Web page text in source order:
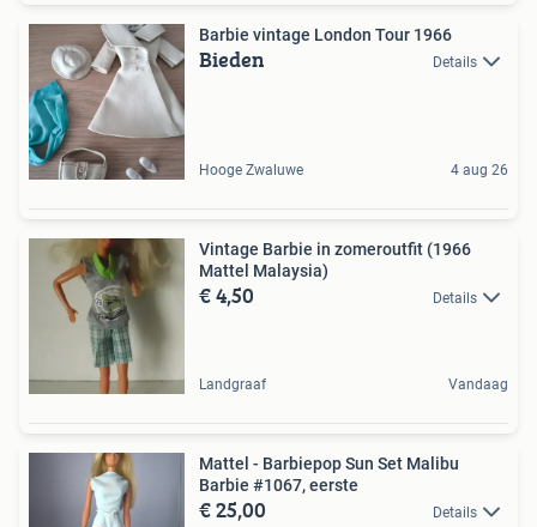
Barbie vintage London Tour 1966
Bieden Details
Hooge Zwaluwe 4 aug 26
Vintage Barbie in zomeroutfit (1966
Mattel Malaysia)
€ 4,50 Details
Landgraaf Vandaag
Mattel - Barbiepop Sun Set Malibu
Barbie #1067, eerste
€ 25,00 Details